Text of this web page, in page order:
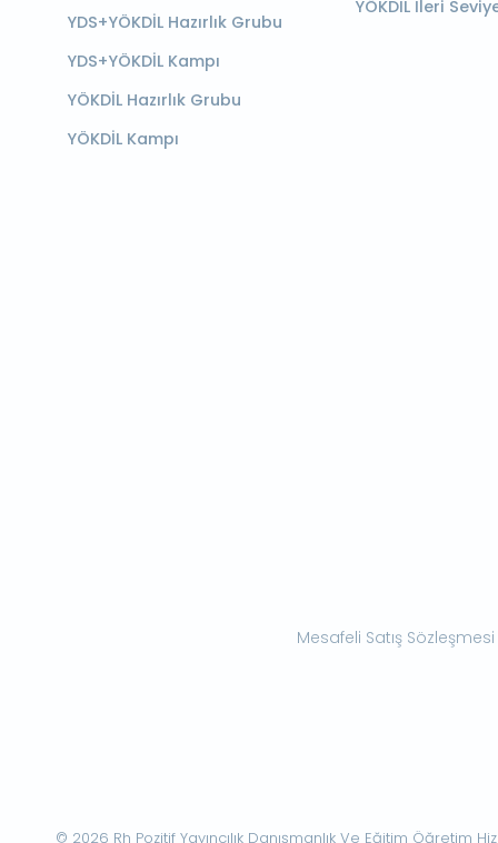
YDS+YÖKDİL Hazırlık Grubu
YDS+YÖKDİL Kampı
YÖKDİL Hazırlık Grubu
YÖKDİL Kampı
YÖKDİL İleri
Mesafeli Satış Sözleşmesi
© 2026 Rh Pozitif Yayıncılık Danışmanlık Ve Eğitim Öğretim